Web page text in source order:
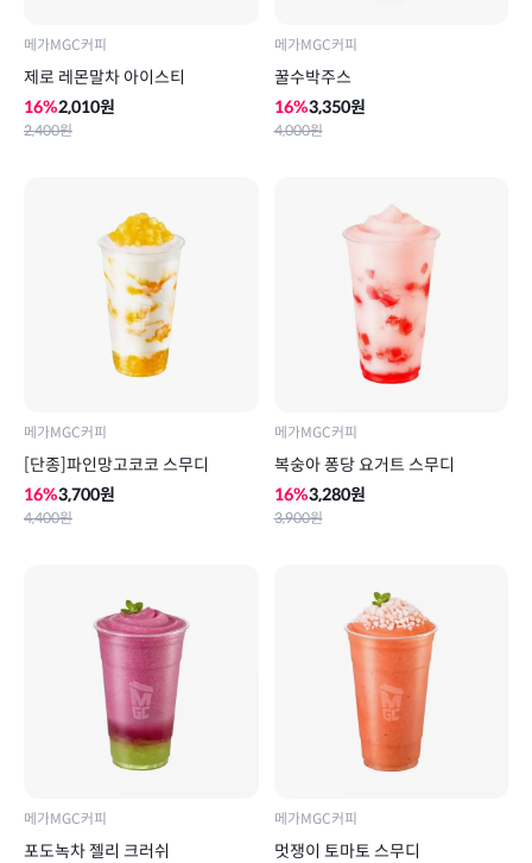
메가MGC커피
제로 레몬말차 아이스티
16%2,010원
2,400원
메가MGC커피
꿀수박주스
16%3,350원
4,000원
메가MGC커피
[단종]파인망고코코 스무디
16%3,700원
4,400원
메가MGC커피
복숭아 퐁당 요거트 스무디
16%3,280원
3,900원
메가MGC커피
포도녹차 젤리 크러쉬
메가MGC커피
멋쟁이 토마토 스무디